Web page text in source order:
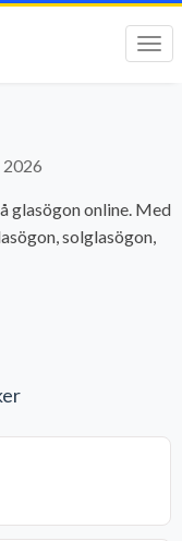
2026
glasögon online. Med
solglasögon,